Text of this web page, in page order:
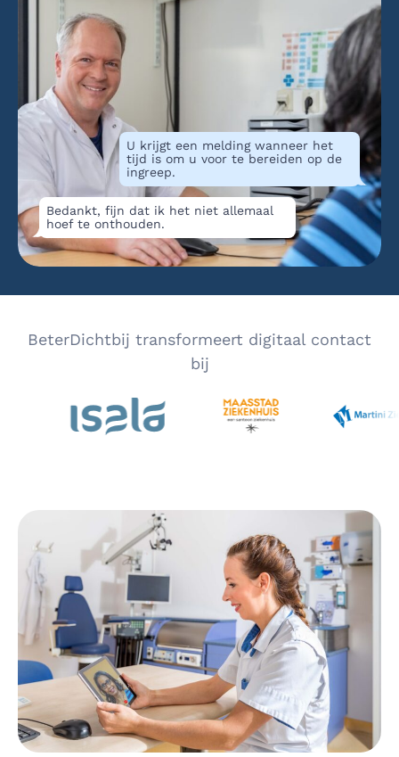
U krijgt een melding wanneer het
tijd is om u voor te bereiden op de
ingreep.
Bedankt, fijn dat ik het niet allemaal
hoef te onthouden.
BeterDichtbij transformeert digitaal contact
bij